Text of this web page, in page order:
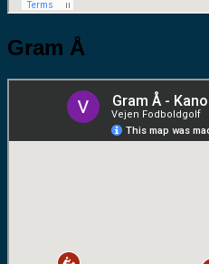
Gram Å